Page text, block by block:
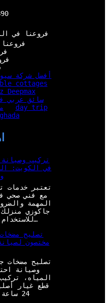
فروعنا في
أفضل شركة سيو
cottages
Deepmax
سائق عربي
day trip
تركيب
في الكويت:
تعتبر خدمات
مع فني صحي
المهمة
جاكوزي
للاستخدام في أي وقت. فنيون…
تصليح
مختصون
تصليح مضخات
وصيانة
المياه،
قطع غيار
24 ساعة واستجابة سريعة